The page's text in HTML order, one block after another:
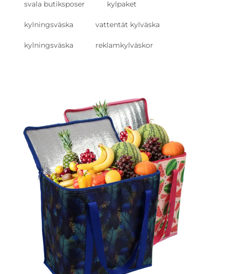
svala butiksposer kylpaket
kylningsväska vattentät kylväska
kylningsväska reklamkylväskor